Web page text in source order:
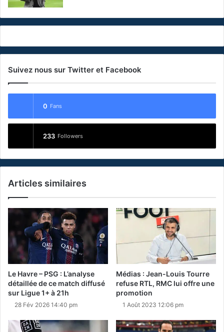
Suivez nous sur Twitter et Facebook
0 Fans
233 Followers
Articles similaires
Le Havre – PSG : L’analyse
détaillée de ce match diffusé
sur Ligue 1+ à 21h
28 Fév 2026 14:40 pm
Médias : Jean-Louis Tourre
refuse RTL, RMC lui offre une
promotion
1 Août 2023 12:06 pm